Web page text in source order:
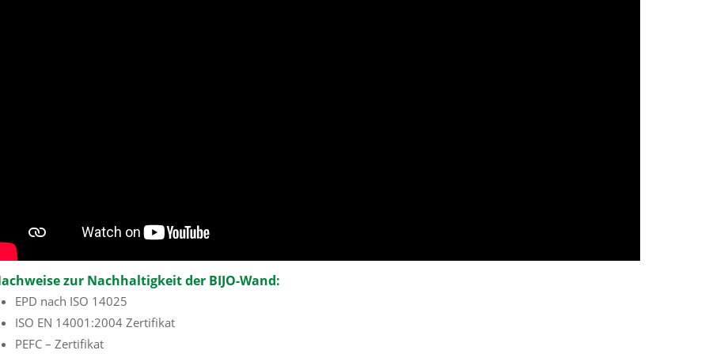
zur Nachhaltigkeit der BIJO-Wand:
EPD nach ISO 14025
ISO EN 14001:2004 Zertifikat
PEFC – Zertifikat